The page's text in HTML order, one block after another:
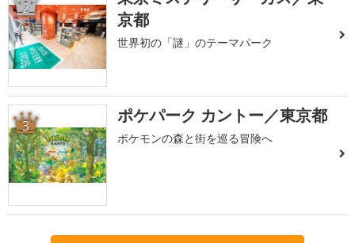
2
京都
世界初の「謎」のテーマパーク
3 ポケパーク カントー／東京都
ポケモンの森と街を巡る冒険へ